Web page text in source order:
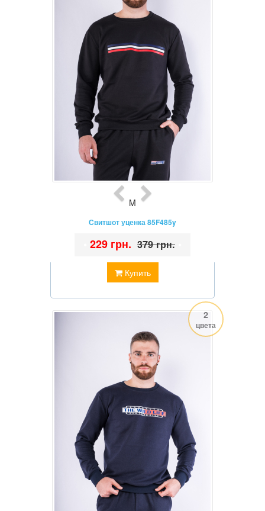
M
Свитшот уценка 85F485y
Купить
229 грн. 379 грн.
2
цвета